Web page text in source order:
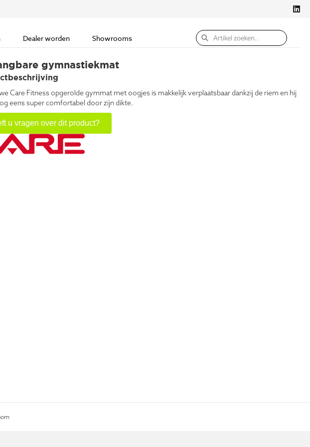
Dealer worden Showrooms
gymnastiekmat
Care Fitness opgerolde gymmat met oogjes is makkelijk verplaatsbaar dankzij de riem en hij
eens super comfortabel door zijn dikte.
u vragen over dit product?